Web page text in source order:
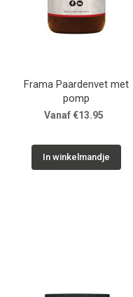
Frama Paardenvet met
pomp
Vanaf €13.95
In winkelmandje